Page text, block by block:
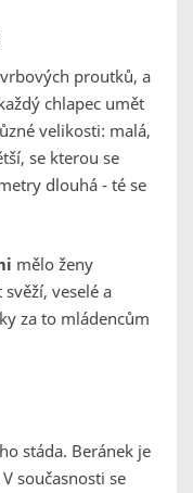
proutků, a
chlapec umět
velikosti: malá,
se kterou se
dlouhá - té se
mělo ženy
veselé a
za to mládencům
stáda. Beránek je
současnosti se